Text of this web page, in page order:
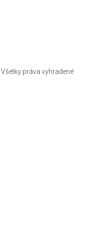
práva vyhradené